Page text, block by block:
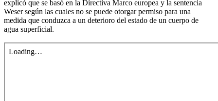
explicó que se basó en la Directiva Marco europea y la sentencia
Weser según las cuales no se puede otorgar permiso para una
medida que conduzca a un deterioro del estado de un cuerpo de
agua superficial.